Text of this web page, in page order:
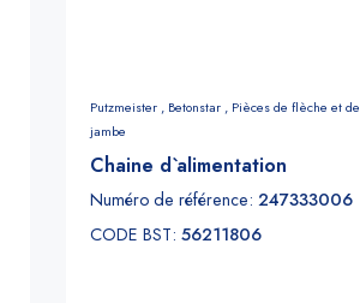
Putzmeister , Betonstar , Pièces de flèche et de
jambe
Chaine d`alimentation
Numéro de référence: 247333006
CODE BST: 56211806